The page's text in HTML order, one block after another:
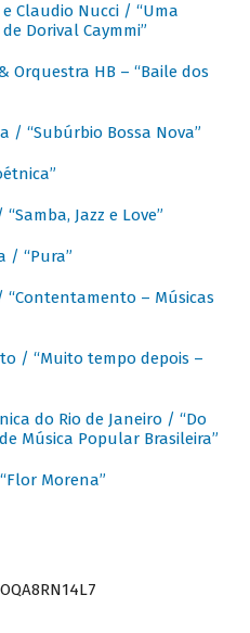
Claudio Nucci / “Uma
Dorival Caymmi”
Orquestra HB – “Baile dos
/ “Subúrbio Bossa Nova”
Jazz e Love”
/ “Pura”
“Contentamento – Músicas
/ “Muito tempo depois –
do Rio de Janeiro / “Do
Música Popular Brasileira”
Morena”